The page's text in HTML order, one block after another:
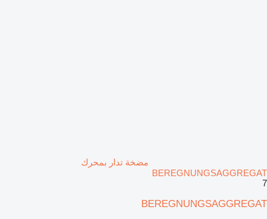
مضخة تدار بمحرك
BEREGNUNGSAGGREGAT
7
BEREGNUNGSAGGREGAT